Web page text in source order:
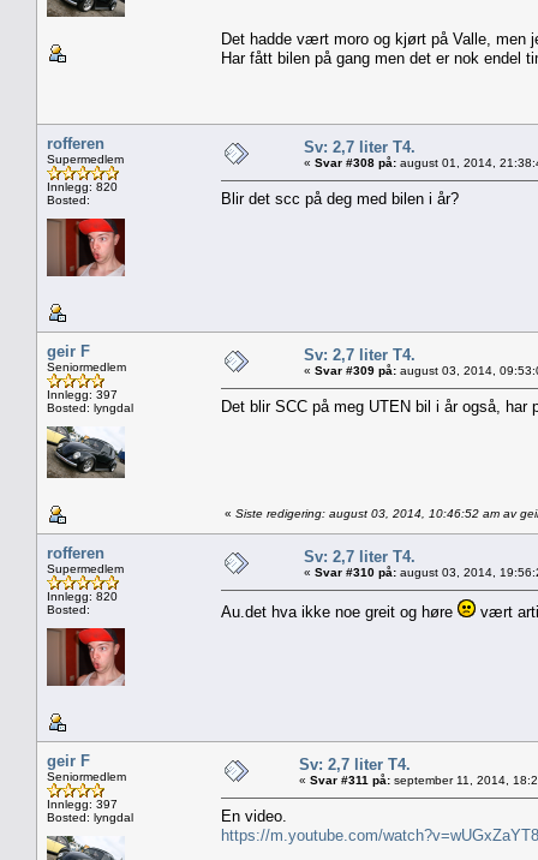
Det hadde vært moro og kjørt på Valle, men
Har fått bilen på gang men det er nok endel
rofferen
Supermedlem
Innlegg: 820
Bosted:
Sv: 2,7 liter T4.
« Svar #308 på: august 01, 2014,
Blir det scc på deg med bilen i år?
geir F
Seniormedlem
Innlegg: 397
Bosted: lyngdal
Sv: 2,7 liter T4.
« Svar #309 på: august 03, 2014,
Det blir SCC på meg UTEN bil i år også, har
« Siste redigering: august 03, 2014, 10:46:52 am av
rofferen
Supermedlem
Innlegg: 820
Bosted:
Sv: 2,7 liter T4.
« Svar #310 på: august 03, 2014,
Au.det hva ikke noe greit og høre vært
geir F
Seniormedlem
Innlegg: 397
Bosted: lyngdal
Sv: 2,7 liter T4.
« Svar #311 på: september 11, 2014,
En video.
https://m.youtube.com/